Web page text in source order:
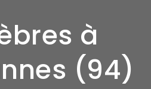
à
(94)